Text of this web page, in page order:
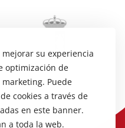
su experiencia
optimización de
Puede
cookies a través de
en este banner.
a toda la web.